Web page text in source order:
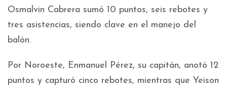
Osmalvin Cabrera sumó 10 puntos, seis rebotes y
tres asistencias, siendo clave en el manejo del
balón.
Por Noroeste, Enmanuel Pérez, su capitán, anotó 12
puntos y capturó cinco rebotes, mientras que Yeison